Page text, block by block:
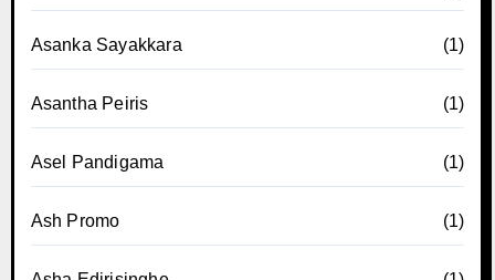
Asanka Sayakkara (1)
Asantha Peiris (1)
Asel Pandigama (1)
Ash Promo (1)